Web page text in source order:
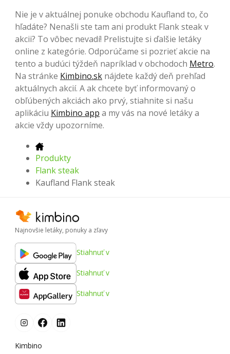
Nie je v aktuálnej ponuke obchodu Kaufland to, čo
hľadáte? Nenašli ste tam ani produkt Flank steak v
akcii? To vôbec nevadí! Prelistujte si ďalšie letáky
online z kategórie. Odporúčame si pozrieť akcie na
tento a budúci týždeň napríklad v obchodoch Metro.
Na stránke Kimbino.sk nájdete každý deň prehľad
aktuálnych akcií. A ak chcete byť informovaný o
obľúbených akciách ako prvý, stiahnite si našu
aplikáciu Kimbino app a my vás na nové letáky a
akcie vždy upozorníme.
Produkty
Flank steak
Kaufland Flank steak
Najnovšie letáky, ponuky a zľavy
Stiahnuť v
Stiahnuť v
Stiahnuť v
Kimbino